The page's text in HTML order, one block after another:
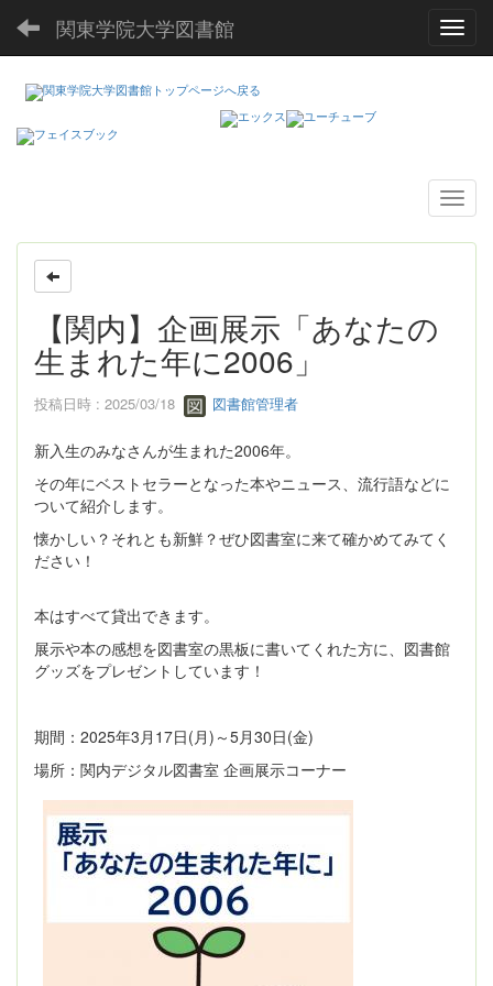
関東学院大学図書館
【関内】企画展示「あなたの
生まれた年に2006」
投稿日時 : 2025/03/18 図書館管理者
新入生のみなさんが生まれた2006年。
その年にベストセラーとなった本やニュース、流行語などに
ついて紹介します。
懐かしい？それとも新鮮？ぜひ図書室に来て確かめてみてく
ださい！
本はすべて貸出できます。
展示や本の感想を図書室の黒板に書いてくれた方に、図書館
グッズをプレゼントしています！
期間：2025年3月17日(月)～5月30日(金)
場所：関内デジタル図書室 企画展示コーナー